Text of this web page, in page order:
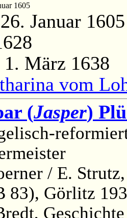
1605
Januar 1605
März 1638
vom
(Jasper)
/ E.
83), Görlitz